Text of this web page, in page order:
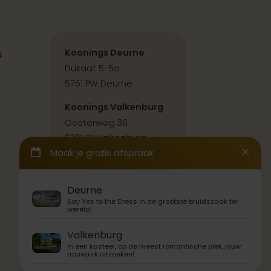
Koonings Deurne
Dukaat 5-5a
5751 PW Deurne
Koonings Valkenburg
Oosterweg 36
6301 PX Valkenburg
Contact & route